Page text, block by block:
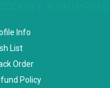
Info
List
Order
Policy